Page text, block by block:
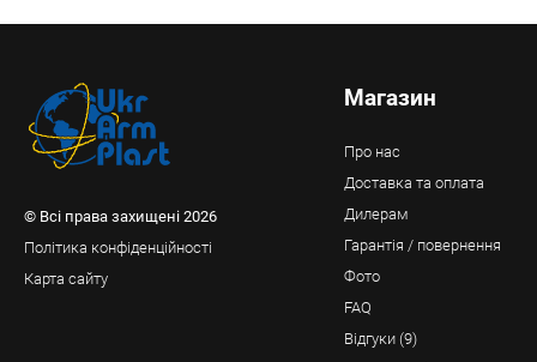
© Всі права захищені 2026
Політика конфіденційності
Карта сайту
Магазин
Про нас
Доставка та оплата
Дилерам
Гарантія / повернення
Фото
FAQ
Відгуки (9)